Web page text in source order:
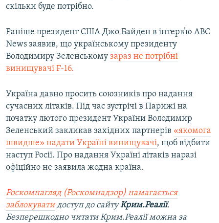
скільки буде потрібно.
Раніше президент США Джо Байден в інтерв’ю ABC
News заявив, що українському президенту
Володимиру Зеленському зараз не потрібні
винищувачі F-16.
Україна давно просить союзників про надання
сучасних літаків. Під час зустрічі в Парижі на
початку лютого президент України Володимир
Зеленський закликав західних партнерів «якомога
швидше» надати Україні винищувачі, щоб відбити
наступ Росії. Про надання Україні літаків наразі
офіційно не заявила жодна країна.
Роскомнагляд (Роскомнадзор) намагається
заблокуватидоступ до сайтуКрим.Реалії.
Безперешкодно читати Крим.Реалії можна за